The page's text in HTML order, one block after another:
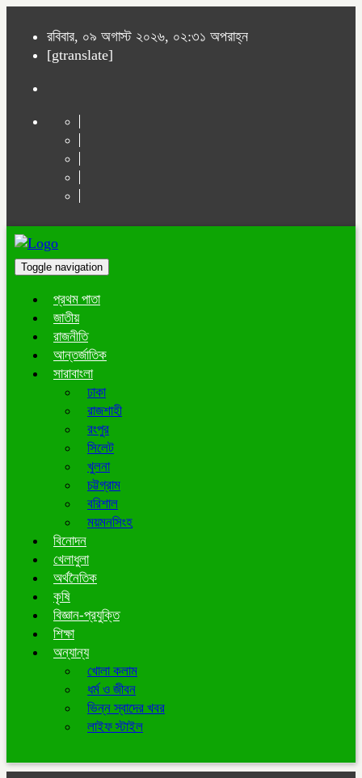
রবিবার, ০৯ অগাস্ট ২০২৬, ০২:৩১ অপরাহ্ন
[gtranslate]
Toggle navigation
প্রথম পাতা
জাতীয়
রাজনীতি
আন্তর্জাতিক
সারাবাংলা
ঢাকা
রাজশাহী
রংপুর
সিলেট
খুলনা
চট্টগ্রাম
বরিশাল
ময়মনসিংহ
বিনোদন
খেলাধুলা
অর্থনৈতিক
কৃষি
বিজ্ঞান-প্রযুক্তি
শিক্ষা
অন্যান্য
খোলা কলাম
ধর্ম ও জীবন
ভিন্ন স্বাদের খবর
লাইফ স্টাইল